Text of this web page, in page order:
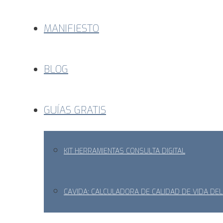
MANIFIESTO
BLOG
GUÍAS GRATIS
KIT HERRAMIENTAS CONSULTA DIGITAL
CAVIDA: CALCULADORA DE CALIDAD DE VIDA